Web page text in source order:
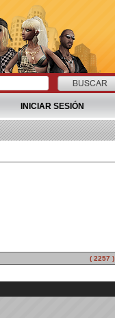
INICIAR SESIÓN
( 2257 )